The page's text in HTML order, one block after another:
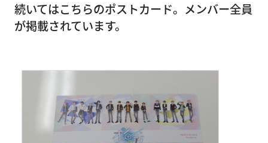
続いてはこちらのポストカード。メンバー全員
が掲載されています。